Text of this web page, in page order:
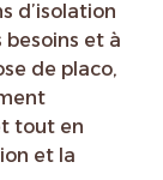
d’isolation
et à
de placo,
tout en
et la